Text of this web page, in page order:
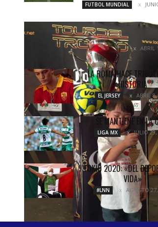
FUTBOL MUNDIAL
LA COPA CORONA MX YA
GUADALAJARA
COLUMNETAS ABRIL
LA ROMA HACE
HISTORIA
EL JERSEY ABRIL
SE MANTIENE EN LA
LIGA MX JULIO
TOKIO 2020: «DEL
VIDA»
#LNN AGOSTO